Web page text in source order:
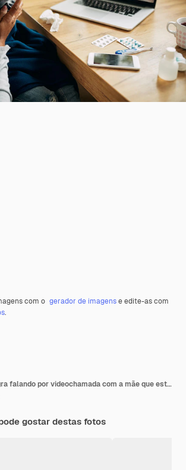
com o gerador de imagense edite-as com
.
Pediatra negra falando por videochamada com a mãe que está dando terapia de inalação à filha em casa
gostar destas fotos